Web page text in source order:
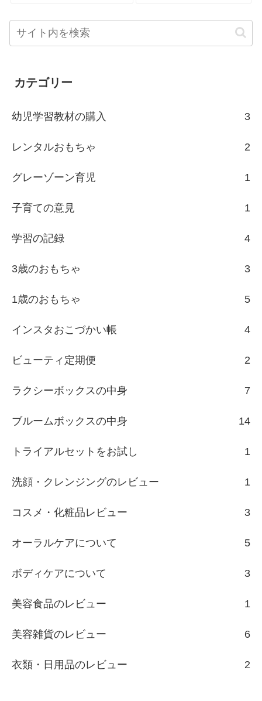
カテゴリー
幼児学習教材の購入 3
レンタルおもちゃ 2
グレーゾーン育児 1
子育ての意見 1
学習の記録 4
3歳のおもちゃ 3
1歳のおもちゃ 5
インスタおこづかい帳 4
ビューティ定期便 2
ラクシーボックスの中身 7
ブルームボックスの中身 14
トライアルセットをお試し 1
洗顔・クレンジングのレビュー 1
コスメ・化粧品レビュー 3
オーラルケアについて 5
ボディケアについて 3
美容食品のレビュー 1
美容雑貨のレビュー 6
衣類・日用品のレビュー 2